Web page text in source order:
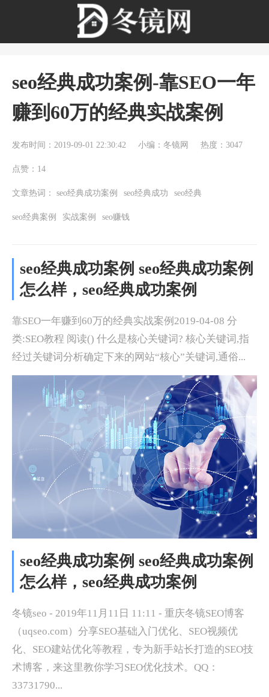
seo经典成功案例-靠SEO一年
赚到60万的经典实战案例
发布时间：2019-09-01 22:30:42 小编：冬镜网 热度：3047
点赞：14
文章热词： seo经典成功案例 seo经典成功 seo经典
seo经典案例 实战案例 seo赚钱
seo经典成功案例 seo经典成功案例
怎么样，seo经典成功案例
靠SEO一年赚到60万的经典实战案例2019-04-08 分
类:SEO教程 阅读() 什么是核心关键词? 核心关键词,指
经过关键词分析确定下来的网站“核心”关键词,通俗...
seo经典成功案例 seo经典成功案例
怎么样，seo经典成功案例
冬镜seo - 2019年11月11日 11:11 - 重庆冬镜SEO博客
（uqseo.com）分享SEO基础入门优化、SEO视频优
化、SEO建站优化等教程，专为新手站长打造的SEO技
术博客，来这里教你学习SEO优化技术。QQ：
33731790...